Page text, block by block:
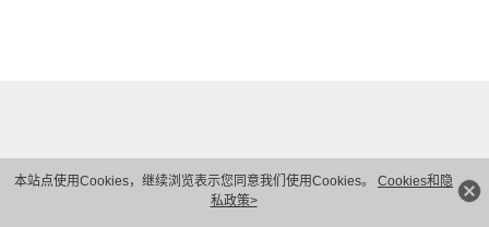
本站点使用Cookies，继续浏览表示您同意我们使用Cookies。 Cookies和隐
私政策>